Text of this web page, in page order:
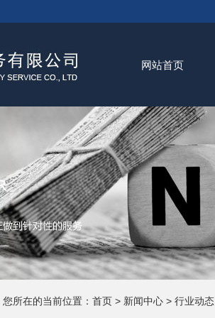
网站首页
您所在的当前位置： 首页 > 新闻中心 > 行业动态